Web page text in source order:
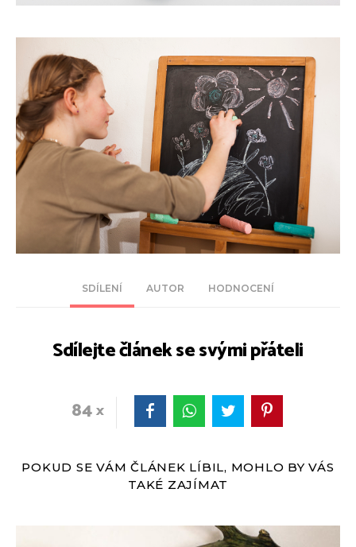
SDÍLENÍ AUTOR HODNOCENÍ
Sdílejte článek se svými přáteli
84
POKUD SE VÁM ČLÁNEK LÍBIL, MOHLO BY VÁS
TAKÉ ZAJÍMAT